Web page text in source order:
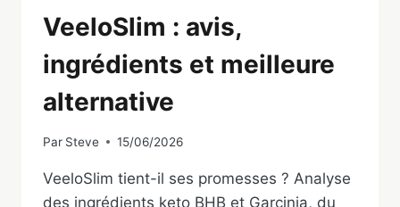
VeeloSlim : avis,
ingrédients et meilleure
alternative
Par Steve 15/06/2026
VeeloSlim tient-il ses promesses ? Analyse
des ingrédients keto BHB et Garcinia, du